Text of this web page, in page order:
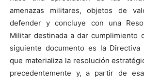
amenazas militares, objetos de
defender y concluye con una
Militar destinada a dar cumplimiento
siguiente documento es la Directiva
que materializa la resolución
precedentemente y, a partir de